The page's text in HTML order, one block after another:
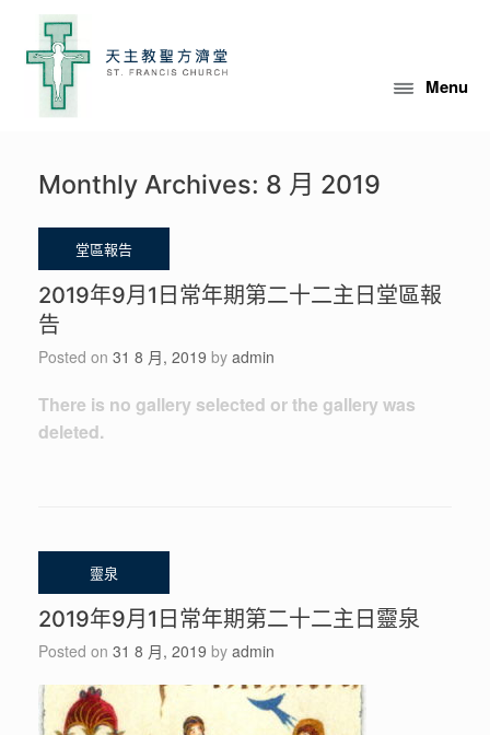
Menu
Monthly Archives: 8 月 2019
2019年9月1日常年期第二十二主日堂區報
告
Posted on 31 8 月, 2019 by admin
There is no gallery selected or the gallery was
deleted.
2019年9月1日常年期第二十二主日靈泉
Posted on 31 8 月, 2019 by admin